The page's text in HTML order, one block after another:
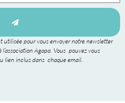
utilisée pour vous envoyer notre newsletter
Agapa. Vous pouvez vous
lien inclus dans chaque email.